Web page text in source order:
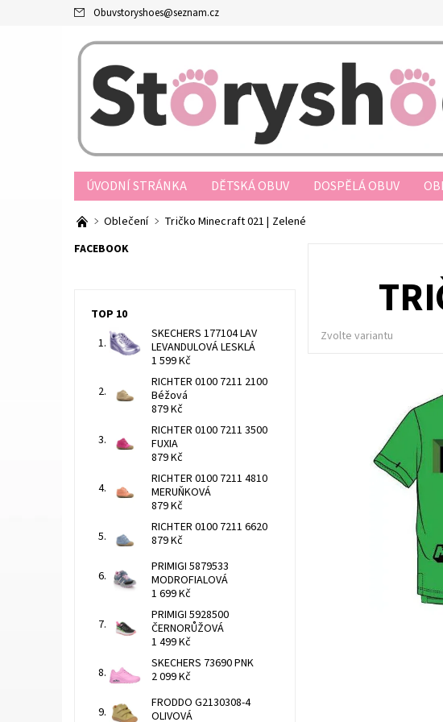
Obuvstoryshoes@seznam.cz
ÚVODNÍ STRÁNKA DĚTSKÁ OBUV DOSPĚLÁ OBUV
PRODEJNY
OBCHODNÍ PODMÍNKY
REKLAMAČNÍ ŘÁD
Oblečení Tričko Minecraft 021 | Zelené
Zvolte variantu
FACEBOOK
TOP 10
SKECHERS 177104 LAV
LEVANDULOVÁ LESKLÁ
1 599 Kč
RICHTER 0100 7211 2100
Béžová
879 Kč
RICHTER 0100 7211 3500
FUXIA
879 Kč
RICHTER 0100 7211 4810
MERUŇKOVÁ
879 Kč
RICHTER 0100 7211 6620
879 Kč
PRIMIGI 5879533
MODROFIALOVÁ
1 699 Kč
PRIMIGI 5928500
ČERNORŮŽOVÁ
1 499 Kč
SKECHERS 73690 PNK
2 099 Kč
FRODDO G2130308-4
OLIVOVÁ